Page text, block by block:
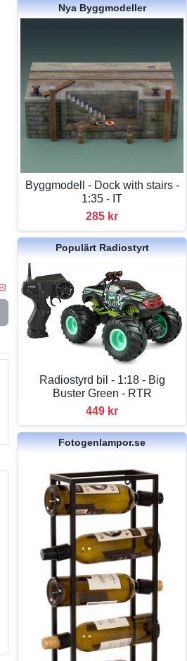
Nya Byggmodeller
Byggmodell - Dock with stairs -
1:35 - IT
285 kr
Populärt Radiostyrt
Radiostyrd bil - 1:18 - Big
Buster Green - RTR
449 kr
Fotogenlampor.se